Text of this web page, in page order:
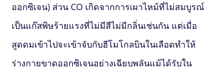
ออกซิเจน) ส่วน CO เกิดจากการเผาไหม้ที่ไม่สมบูรณ์
เป็นแก๊สพิษร้ายแรงที่ไม่มีสีไม่มีกลิ่นเช่นกัน แต่เมื่อ
สูดดมเข้าไปจะเข้าจับกับฮีโมโกลบินในเลือดทำให้
ร่างกายขาดออกซิเจนอย่างเฉียบพลันแม้ได้รับใน